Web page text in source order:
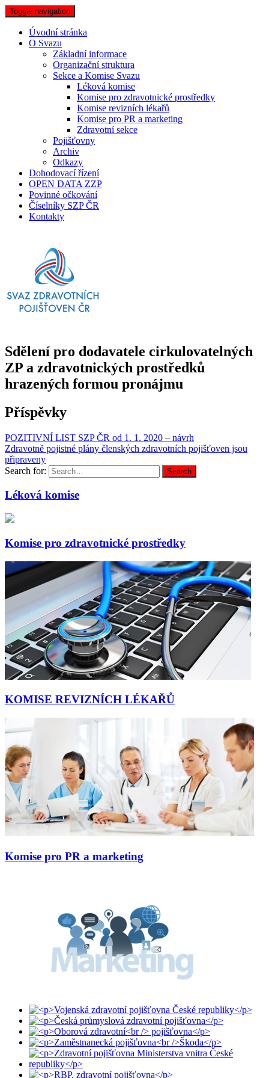
Toggle navigation
Úvodní stránka
O Svazu
Základní informace
Organizační struktura
Sekce a Komise Svazu
Léková komise
Komise pro zdravotnické prostředky
Komise revizních lékařů
Komise pro PR a marketing
Zdravotní sekce
Pojišťovny
Archiv
Odkazy
Dohodovací řízení
OPEN DATA ZZP
Povinné očkování
Číselníky SZP ČR
Kontakty
Sdělení pro dodavatele cirkulovatelných
ZP a zdravotnických prostředků
hrazených formou pronájmu
Příspěvky
POZITIVNÍ LIST SZP ČR od 1. 1. 2020 – návrh
Zdravotně pojistné plány členských zdravotních pojišťoven jsou
připraveny
Search for:
Search
Léková komise
Komise pro zdravotnické prostředky
KOMISE REVIZNÍCH LÉKAŘŮ
Komise pro PR a marketing